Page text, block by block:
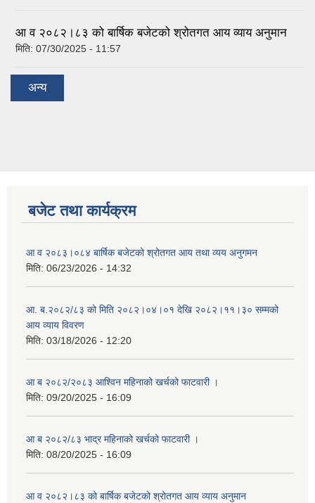
आ व २०८२।८३ को बार्षिक बजेटको श्रोतगत आय व्याय अनुमान
मिति: 07/30/2025 - 11:57
अन्य
बजेट तथा कार्यक्रम
आ व २०८३।०८४ बार्षिक बजेटको श्रोतगत आय तथा व्यय अनुगमन
मिति: 06/23/2026 - 14:32
आ. ब.२०८२/८३ को मिति २०८२।०४।०१ देखि २०८२।११।३० सम्मको
आय व्याय विवरण
मिति: 03/18/2026 - 12:20
आ ब २०८२/२०८३ आश्विन महिनाको खर्चको फाटवारी ।
मिति: 09/20/2025 - 16:09
आ ब २०८२/८३ भाद्र महिनाको खर्चको फाटवारी ।
मिति: 08/20/2025 - 16:09
आ व २०८२।८३ को बार्षिक बजेटको श्रोतगत आय व्याय अनुमान